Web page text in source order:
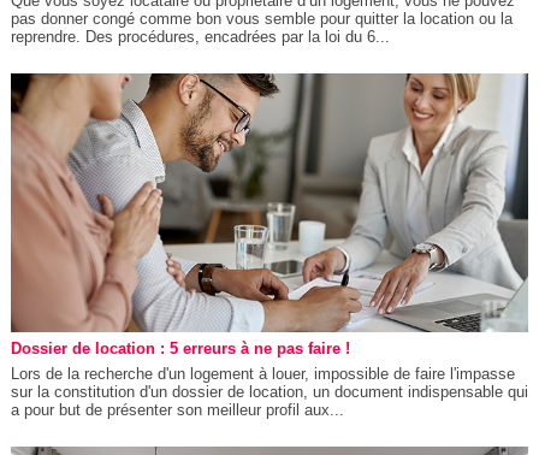
pas donner congé comme bon vous semble pour quitter la location ou la
reprendre. Des procédures, encadrées par la loi du 6...
Dossier de location : 5 erreurs à ne pas faire !
Lors de la recherche d'un logement à louer, impossible de faire l'impasse
sur la constitution d'un dossier de location, un document indispensable qui
a pour but de présenter son meilleur profil aux...